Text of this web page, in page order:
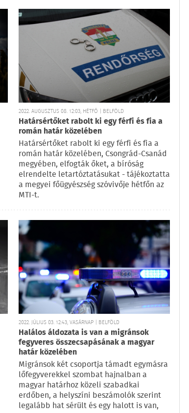
2022. AUGUSZTUS 08. 12:03, HÉTFŐ | BELFÖLD
Határsértőket rabolt ki egy férfi és fia a
román határ közelében
Határsértőket rabolt ki egy férfi és fia a
román határ közelében, Csongrád-Csanád
megyében, elfogták őket, a bíróság
elrendelte letartóztatásukat - tájékoztatta
a megyei főügyészség szóvivője hétfőn az
MTI-t.
2022. JÚLIUS 03. 12:43, VASÁRNAP | BELFÖLD
Halálos áldozata is van a migránsok
fegyveres összecsapásának a magyar
határ közelében
Migránsok két csoportja támadt egymásra
lőfegyverekkel szombat hajnalban a
magyar határhoz közeli szabadkai
erdőben, a helyszíni beszámolók szerint
legalább hat sérült és egy halott is van,